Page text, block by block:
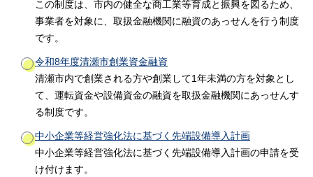
この制度は、市内の健全な商工業等育成と振興を図るため、
事業者を対象に、取扱金融機関に融資のあっせんを行う制度
です。
令和8年度清瀬市創業資金融資
清瀬市内で創業される方や創業して1年未満の方を対象とし
て、運転資金や設備資金の融資を取扱金融機関にあっせんす
る制度です。
中小企業等経営強化法に基づく先端設備導入計画
中小企業等経営強化法に基づく先端設備導入計画の申請を受
け付けます。